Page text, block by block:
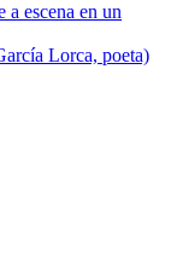
escena en un
Lorca, poeta)